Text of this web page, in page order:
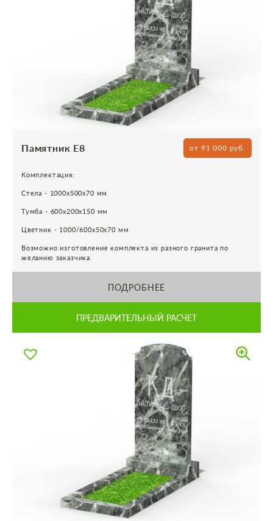
Памятник Е8 от 91 000 руб.
Комплектация:
Стела - 1000х500х70 мм
Тумба - 600х200х150 мм
Цветник - 1000/600х50х70 мм
Возможно изготовление комплекта из разного гранита по
желанию заказчика
ПОДРОБНЕЕ
ПРЕДВАРИТЕЛЬНЫЙ РАСЧЕТ